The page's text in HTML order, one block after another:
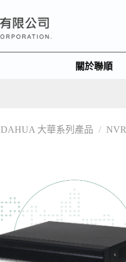
關於聯順
DAHUA 大華系列產品 / NVR